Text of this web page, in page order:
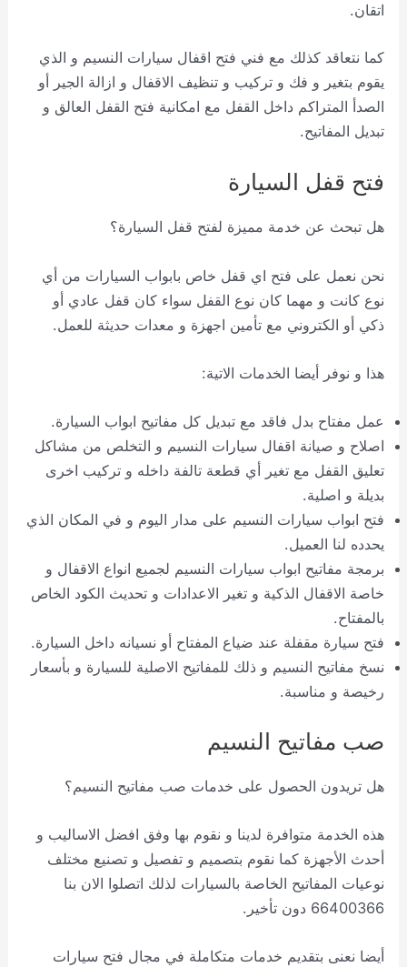
اتقان.
كما نتعاقد كذلك مع فني فتح اقفال سيارات النسيم و الذي
يقوم بتغير و فك و تركيب و تنظيف الاقفال و ازالة الجير أو
الصدأ المتراكم داخل القفل مع امكانية فتح القفل العالق و
تبديل المفاتيح.
فتح قفل السيارة
هل تبحث عن خدمة مميزة لفتح قفل السيارة؟
نحن نعمل على فتح اي قفل خاص بابواب السيارات من أي
نوع كانت و مهما كان نوع القفل سواء كان قفل عادي أو
ذكي أو الكتروني مع تأمين اجهزة و معدات حديثة للعمل.
هذا و نوفر أيضا الخدمات الاتية:
عمل مفتاح بدل فاقد مع تبديل كل مفاتيح ابواب السيارة.
اصلاح و صيانة اقفال سيارات النسيم و التخلص من مشاكل
تعليق القفل مع تغير أي قطعة تالفة داخله و تركيب اخرى
بديلة و اصلية.
فتح ابواب سيارات النسيم على مدار اليوم و في المكان الذي
يحدده لنا العميل.
برمجة مفاتيح ابواب سيارات النسيم لجميع انواع الاقفال و
خاصة الاقفال الذكية و تغير الاعدادات و تحديث الكود الخاص
بالمفتاح.
فتح سيارة مقفلة عند ضياع المفتاح أو نسيانه داخل السيارة.
نسخ مفاتيح النسيم و ذلك للمفاتيح الاصلية للسيارة و بأسعار
رخيصة و مناسبة.
صب مفاتيح النسيم
هل تريدون الحصول على خدمات صب مفاتيح النسيم؟
هذه الخدمة متوافرة لدينا و نقوم بها وفق افضل الاساليب و
أحدث الأجهزة كما نقوم بتصميم و تفصيل و تصنيع مختلف
نوعيات المفاتيح الخاصة بالسيارات لذلك اتصلوا الان بنا
66400366 دون تأخير.
أيضا نعنى بتقديم خدمات متكاملة في مجال فتح سيارات